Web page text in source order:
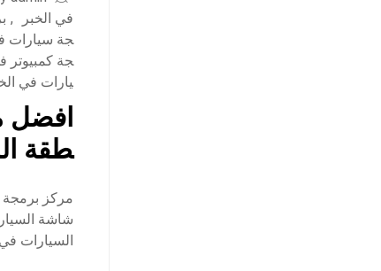
في الخبر
,
جة سيارات
جة كمبيوتر
يارات في
افضل
طقة
مركز برمجة
شاشة
السيارات